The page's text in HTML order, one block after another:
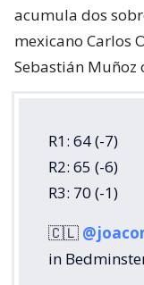
acumula dos
mexicano Carlos
Sebastián Muñoz
R1: 64 (-7)
R2: 65 (-6)
R3: 70 (-1)
🇨🇱
in